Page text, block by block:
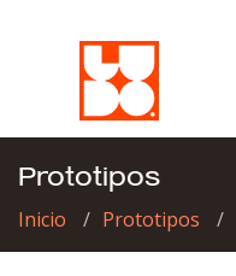
Prototipos
Inicio Prototipos